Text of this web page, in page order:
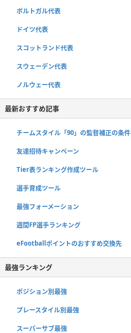
ポルトガル代表
ドイツ代表
スコットランド代表
スウェーデン代表
ノルウェー代表
最新おすすめ記事
チームスタイル「90」の監督補正の条件
友達招待キャンペーン
Tier表ランキング作成ツール
選手育成ツール
最強フォーメーション
週間FP選手ランキング
eFootballポイントのおすすめ交換先
最強ランキング
ポジション別最強
プレースタイル別最強
スーパーサブ最強